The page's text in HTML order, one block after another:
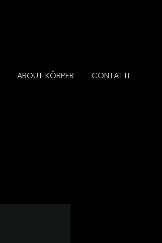
ABOUT KÖRPER CONTATTI